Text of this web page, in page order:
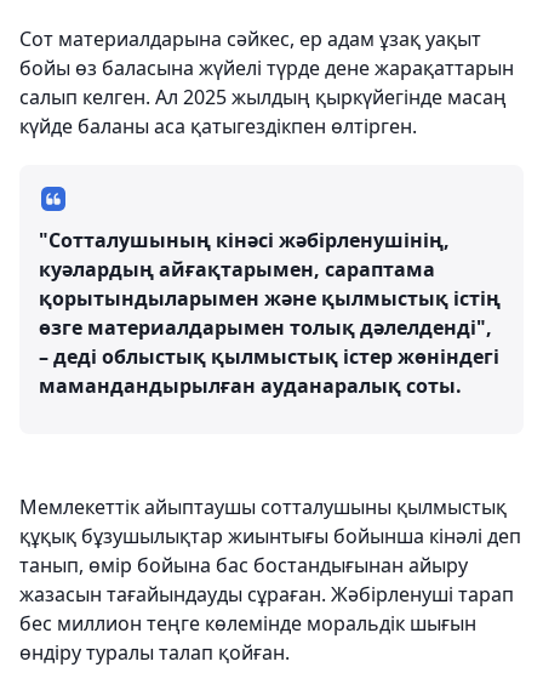
Сот материалдарына сәйкес, ер адам ұзақ уақыт
бойы өз баласына жүйелі түрде дене жарақаттарын
салып келген. Ал 2025 жылдың қыркүйегінде масаң
күйде баланы аса қатыгездікпен өлтірген.
"Сотталушының кінәсі жәбірленушінің,
куәлардың айғақтарымен, сараптама
қорытындыларымен және қылмыстық істің
өзге материалдарымен толық дәлелденді",
– деді облыстық қылмыстық істер жөніндегі
мамандандырылған ауданаралық соты.
Мемлекеттік айыптаушы сотталушыны қылмыстық
құқық бұзушылықтар жиынтығы бойынша кінәлі деп
танып, өмір бойына бас бостандығынан айыру
жазасын тағайындауды сұраған. Жәбірленуші тарап
бес миллион теңге көлемінде моральдік шығын
өндіру туралы талап қойған.